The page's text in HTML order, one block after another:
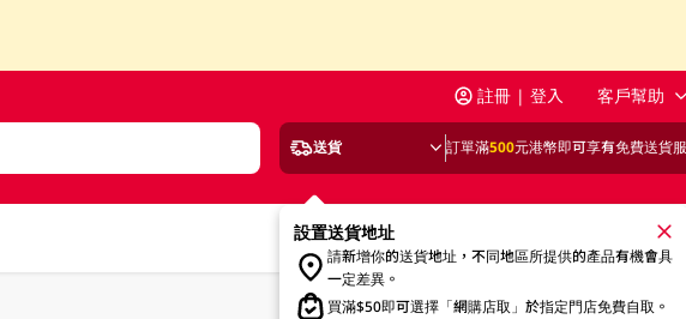
註冊 | 登入 客戶幫助
送貨 訂單滿500元港幣即可享有免費送貨
設置送貨地址
請新增你的送貨地址，不同地區所提供的產品有機會具
一定差異。
買滿$50即可選擇「網購店取」於指定門店免費自取。